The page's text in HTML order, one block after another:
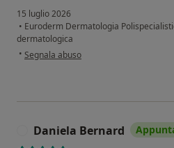
15 luglio 2026
• Euroderm Dermatologia
dermatologica
• secondo l'opinione dell'utente
Segnala abuso
Daniela Bernard